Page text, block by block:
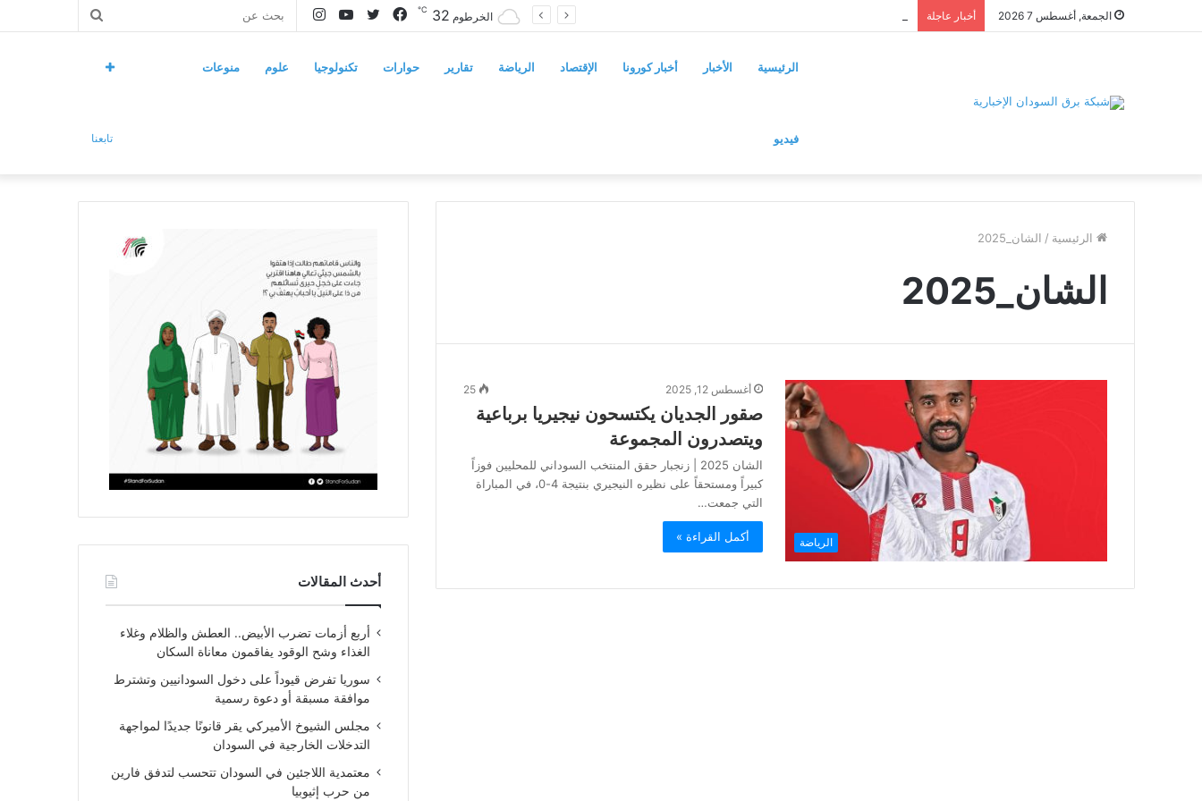
الجمعة, أغسطس 7 2026 أخبار عاجلة
بحث
انستقراميوتيوبتويتر
فيسبوك الخرطوم 32
℃
الرئيسية الأخبار أخبار كورونا الإقتصاد الرياضة تقارير حوارات تكنولوجيا علوم منوعات
فيديو تابعنا
الرئيسية / الشان_2025
الشان_2025
الرياضة
أغسطس 12, 2025 25
صقور الجديان يكتسحون نيجيريا برباعية
ويتصدرون المجموعة
الشان 2025 | زنجبار حقق المنتخب السوداني للمحليين فوزاً
كبيراً ومستحقاً على نظيره النيجيري بنتيجة 4-0، في المباراة
التي جمعت…
أكمل القراءة »
أحدث المقالات
أربع أزمات تضرب الأبيض.. العطش والظلام وغلاء
الغذاء وشح الوقود يفاقمون معاناة السكان
سوريا تفرض قيوداً على دخول السودانيين وتشترط
موافقة مسبقة أو دعوة رسمية
مجلس الشيوخ الأميركي يقر قانونًا جديدًا لمواجهة
التدخلات الخارجية في السودان
معتمدية اللاجئين في السودان تتحسب لتدفق فارين
من حرب إثيوبيا